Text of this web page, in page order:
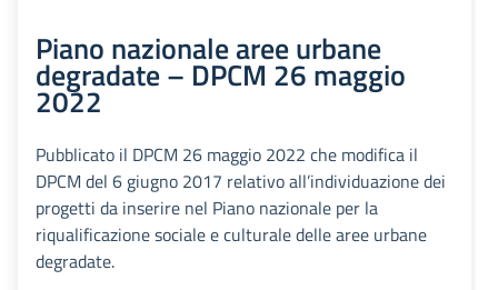
Piano nazionale aree urbane
degradate – DPCM 26 maggio
2022
Pubblicato il DPCM 26 maggio 2022 che modifica il
DPCM del 6 giugno 2017 relativo all’individuazione dei
progetti da inserire nel Piano nazionale per la
riqualificazione sociale e culturale delle aree urbane
degradate.